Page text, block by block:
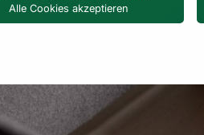
Alle Cookies akzeptieren